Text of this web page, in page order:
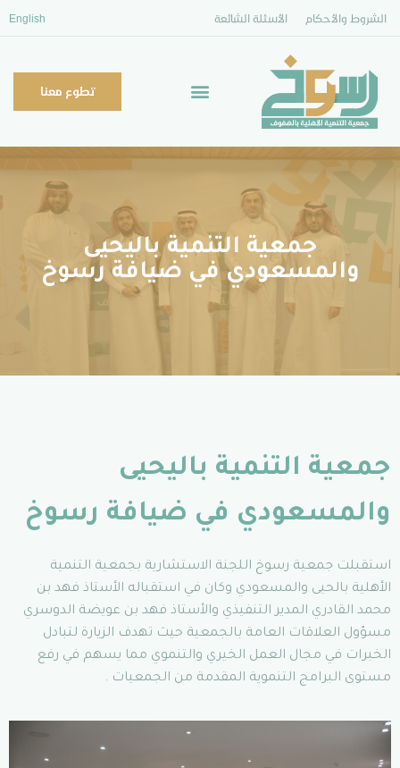
الشروط والأحكام الأسئلة الشائعة English
تطوع معنا
جمعية التنمية باليحيى
والمسعودي في ضيافة رسوخ
جمعية التنمية باليحيى
والمسعودي في ضيافة رسوخ
استقبلت جمعية رسوخ اللجنة الاستشارية بجمعية التنمية
الأهلية بالحيى والمسعودي وكان في استقباله الأستاذ فهد بن
محمد القادري المدير التنفيذي والأستاذ فهد بن عويضة الدوسري
مسؤول العلاقات العامة بالجمعية حيث تهدف الزيارة لتبادل
الخبرات في مجال العمل الخيري والتنموي مما يسهم في رفع
مستوى البرامج التنموية المقدمة من الجمعيات .